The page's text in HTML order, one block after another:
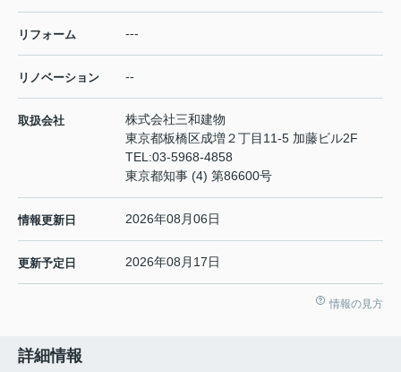
リフォーム ---
リノベーション --
取扱会社
株式会社三和建物
東京都板橋区成増２丁目11-5 加藤ビル2F
TEL:03-5968-4858
東京都知事 (4) 第86600号
情報更新日 2026年08月06日
更新予定日 2026年08月17日
情報の見方
詳細情報